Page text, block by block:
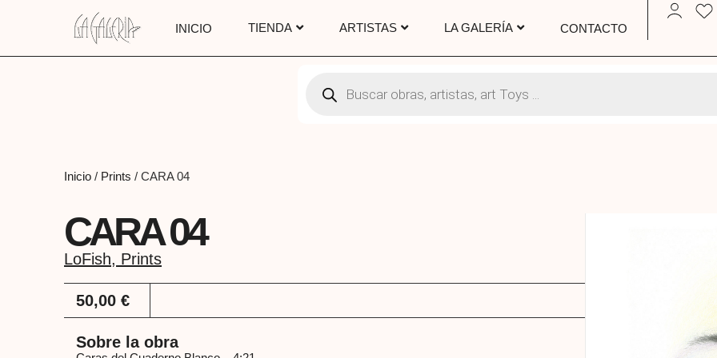
INICIO TIENDA ARTISTAS LA GALERÍA CONTACTO
Inicio / Prints / CARA 04
CARA 04
LoFish, Prints
50,00 €
Sobre la obra